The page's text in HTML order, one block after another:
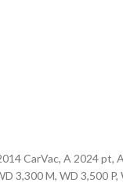
CarVac, A 2024
3,300 M, WD 3,500